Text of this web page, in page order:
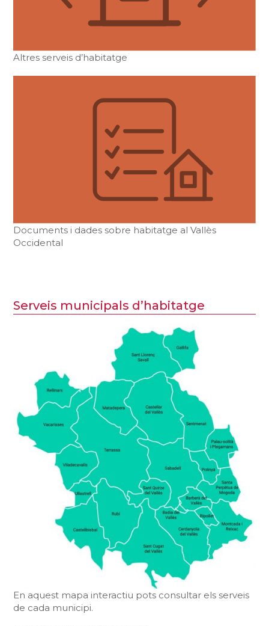
Altres serveis d’habitatge
Documents i dades sobre habitatge al Vallès
Occidental
Serveis municipals d’habitatge
En aquest mapa interactiu pots consultar els serveis
de cada municipi.